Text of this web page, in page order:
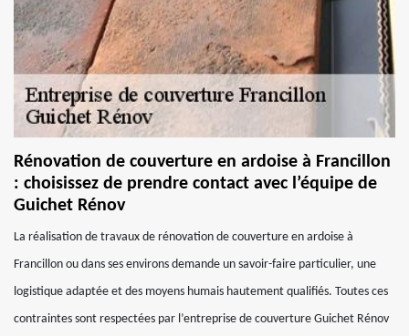
Rénovation de couverture en ardoise à Francillon
: choisissez de prendre contact avec l’équipe de
Guichet Rénov
La réalisation de travaux de rénovation de couverture en ardoise à
Francillon ou dans ses environs demande un savoir-faire particulier, une
logistique adaptée et des moyens humais hautement qualifiés. Toutes ces
contraintes sont respectées par l’entreprise de couverture Guichet Rénov